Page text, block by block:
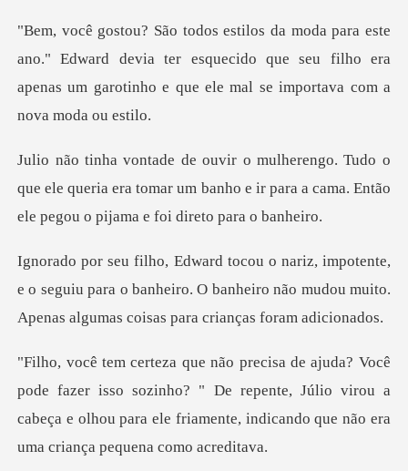
Edward devia ter esquecido que seu filho era
apenas um garo
que ele queria era tomar um banho e ir para a cama.
e o seguiu para o banheiro. O banheiro não mudou muito.
isso sozinho? " De repente, Júlio virou a
cabeça e olhou para ele f